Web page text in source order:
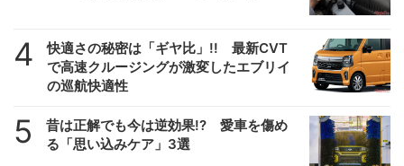
4
快適さの秘密は「ギヤ比」!! 最新CVT
で高速クルージングが激変したエブリイ
の巡航快適性
5
昔は正解でも今は逆効果!? 愛車を傷め
る「思い込みケア」3選